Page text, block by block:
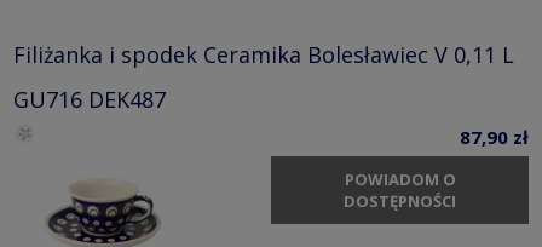
Filiżanka i spodek Ceramika Bolesławiec V 0,11 L
GU716 DEK487
87,90 zł
POWIADOM O
DOSTĘPNOŚCI